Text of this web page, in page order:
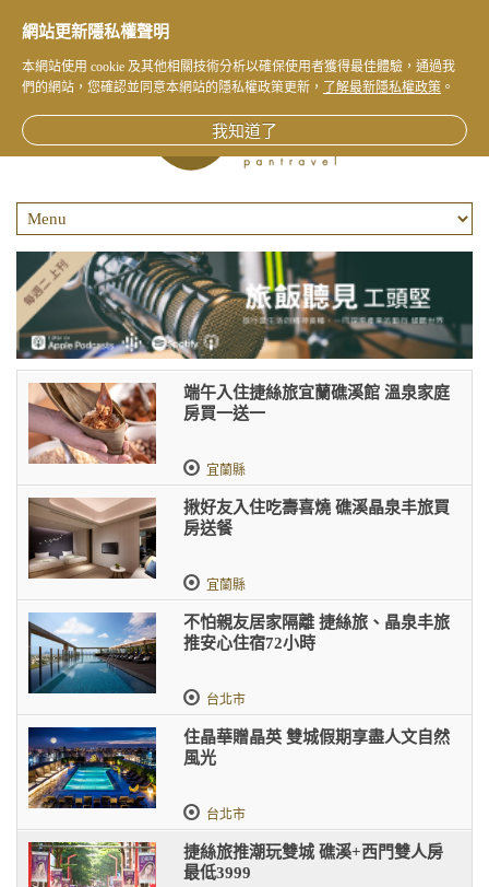
端午入住捷絲旅宜蘭礁溪館 溫泉家庭
房買一送一
宜蘭縣
揪好友入住吃壽喜燒 礁溪晶泉丰旅買
房送餐
宜蘭縣
不怕親友居家隔離 捷絲旅、晶泉丰旅
推安心住宿72小時
台北市
住晶華贈晶英 雙城假期享盡人文自然
風光
台北市
捷絲旅推潮玩雙城 礁溪+西門雙人房
最低3999
網站更新隱私權聲明
本網站使用 cookie 及其他相關技術分析以確保使用者獲得最佳體驗，通過我
們的網站，您確認並同意本網站的隱私權政策更新，
了解最新隱私權政策 。
我知道了